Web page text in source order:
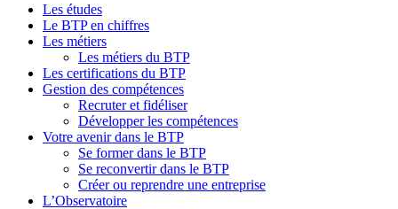
Les études
Le BTP en chiffres
Les métiers
Les métiers du BTP
Les certifications du BTP
Gestion des compétences
Recruter et fidéliser
Développer les compétences
Votre avenir dans le BTP
Se former dans le BTP
Se reconvertir dans le BTP
Créer ou reprendre une entreprise
L’Observatoire